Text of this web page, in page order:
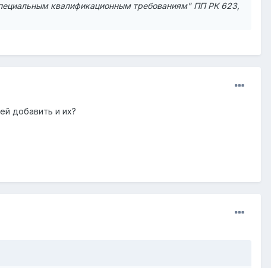
квалификационным требованиям" ПП РК 623,
добавить и их?